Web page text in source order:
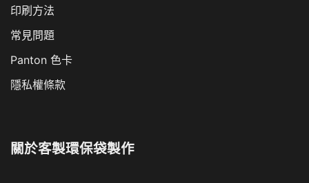
印刷方法
常見問題
Panton 色卡
隱私權條款
關於客製環保袋製作